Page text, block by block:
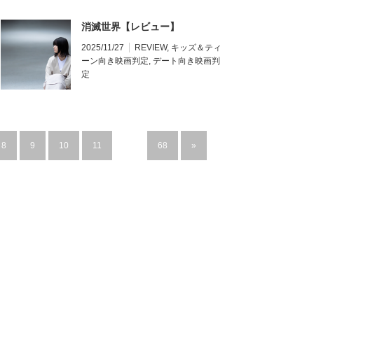
消滅世界【レビュー】
2025/11/27 REVIEW, キッズ＆ティ
ーン向き映画判定, デート向き映画判
定
8 9 10 11 68 »